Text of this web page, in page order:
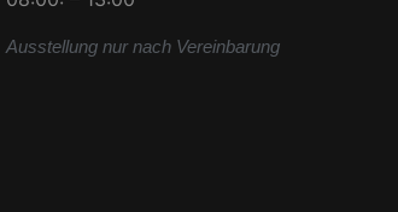
Ausstellung nur nach Vereinbarung